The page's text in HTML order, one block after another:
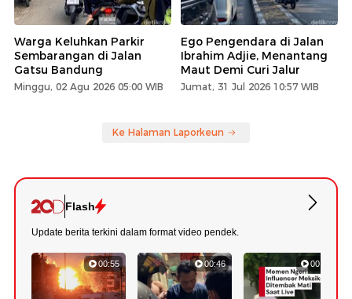
Warga Keluhkan Parkir
Sembarangan di Jalan
Gatsu Bandung
Minggu, 02 Agu 2026 05:00 WIB
Ego Pengendara di Jalan
Ibrahim Adjie, Menantang
Maut Demi Curi Jalur
Jumat, 31 Jul 2026 10:57 WIB
Ke Halaman Laporkeun
Flash
Update berita terkini dalam format video pendek.
00:55 00:46 00:49